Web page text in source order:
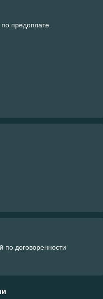
по предоплате.
по договоренности